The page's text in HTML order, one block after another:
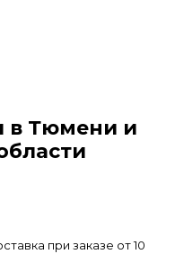
в Тюмени и
при заказе от 10